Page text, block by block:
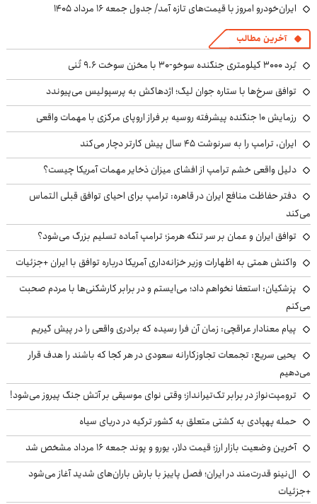
ایران‌خودرو امروز با قیمت‌های تازه آمد/ جدول جمعه ۱۶ مرداد ۱۴۰۵
آخرین مطالب
بُرد ۳۰۰۰ کیلومتری جنگنده سوخو-۳۰ با مخزن سوخت ۹.۶ تُنی
توافق سرخ‌ها با ستاره جوان لیگ؛ اژدهاکش به پرسپولیس می‌پیوندد
رزمایش ۱۰ جنگنده پیشرفته روسیه بر فراز اروپای مرکزی با مهمات واقعی
ایران، ترامپ را به سرنوشت ۴۵ سال پیش کارتر دچار می‌کند
دلیل واقعی خشم ترامپ از افشای میزان ذخایر مهمات آمریکا چیست؟
دفتر حفاظت منافع ایران در قاهره: ترامپ برای احیای توافق قبلی التماس
می‌کند
توافق ایران و عمان بر سر تنگه هرمز؛ ترامپ آماده تسلیم بزرگ می‌شود؟
واکنش همتی به اظهارات وزیر خزانه‌داری آمریکا درباره توافق با ایران +جزئیات
پزشکیان: استعفا نخواهم داد؛ می‌ایستم و در برابر کارشکنی‌ها با مردم صحبت
می‌کنم
پیام معنادار عراقچی: زمان آن فرا رسیده که برادری واقعی را در پیش گیریم
یحیی سریع: تجمعات تجاوزکارانه سعودی در هر کجا که باشند را هدف قرار
می‌دهیم
ترومپت‌نواز در برابر تک‌تیرانداز؛ وقتی نوای موسیقی بر آتش جنگ پیروز می‌شود!
حمله پهپادی به کشتی متعلق به کشور ترکیه در دریای سیاه
آخرین وضعیت بازار ارز؛ قیمت دلار، یورو و پوند جمعه ۱۶ مرداد مشخص شد
ال‌نینو قدرت‌مند در ایران؛ فصل پاییز با بارش باران‌های شدید آغاز می‌شود
+جزئیات